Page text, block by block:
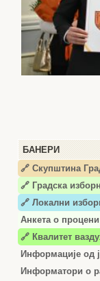
БАНЕРИ
🔗 Скупштина
🔗 Градска
🔗 Локални
Анкета о
🔗 Квалитет
Информације од
Информатори о